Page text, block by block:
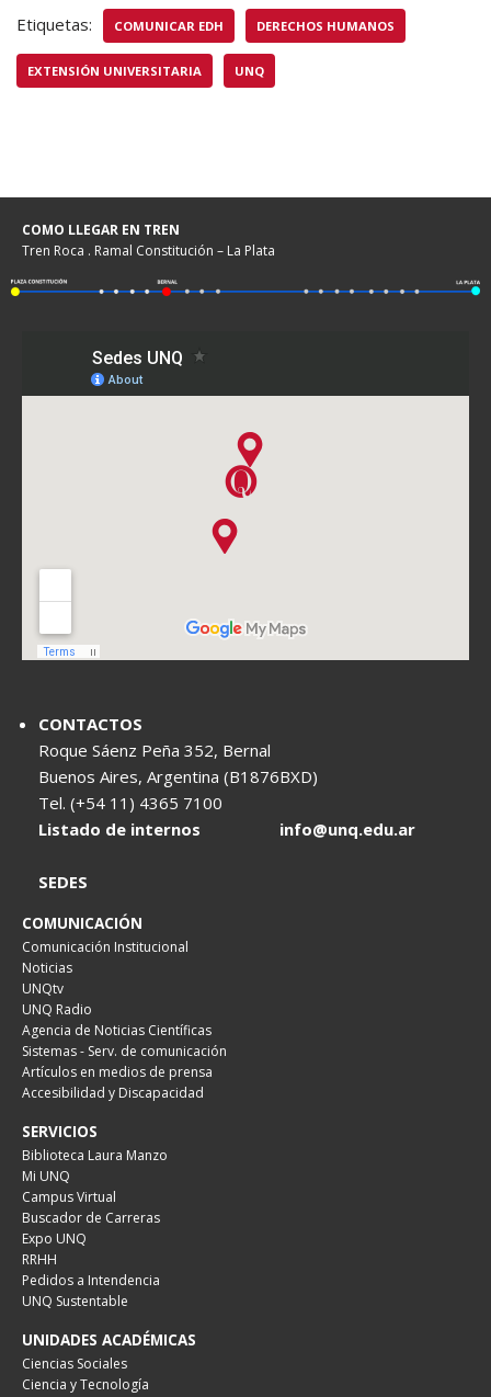
Etiquetas: COMUNICAR EDH DERECHOS HUMANOS
EXTENSIÓN UNIVERSITARIA UNQ
COMO LLEGAR EN TREN
Tren Roca . Ramal Constitución – La Plata
CONTACTOS
Roque Sáenz Peña 352, Bernal
Buenos Aires, Argentina (B1876BXD)
Tel. (+54 11) 4365 7100
Listado de internos
info@unq.edu.ar
SEDES
COMUNICACIÓN
Comunicación Institucional
Noticias
UNQtv
UNQ Radio
Agencia de Noticias Científicas
Sistemas - Serv. de comunicación
Artículos en medios de prensa
Accesibilidad y Discapacidad
SERVICIOS
Biblioteca Laura Manzo
Mi UNQ
Campus Virtual
Buscador de Carreras
Expo UNQ
RRHH
Pedidos a Intendencia
UNQ Sustentable
UNIDADES ACADÉMICAS
Ciencias Sociales
Ciencia y Tecnología